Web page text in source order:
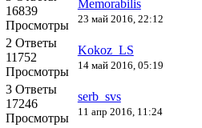
16839
Просмотры
Memorabilis
23 май 2016, 22:12
2 Ответы
11752
Просмотры
Kokoz_LS
14 май 2016, 05:19
3 Ответы
17246
Просмотры
serb_svs
11 апр 2016, 11:24